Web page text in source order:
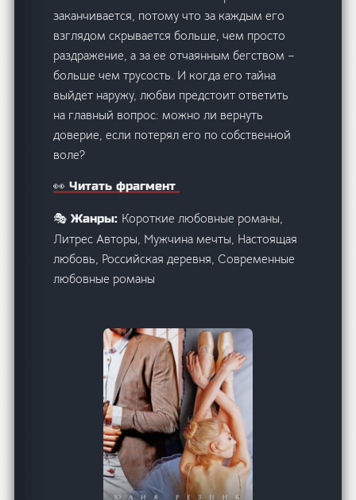
заканчивается, потому что за каждым его
взглядом скрывается больше, чем просто
раздражение, а за ее отчаянным бегством –
больше чем трусость. И когда его тайна
выйдет наружу, любви предстоит ответить
на главный вопрос: можно ли вернуть
доверие, если потерял его по собственной
воле?
👀 Читать фрагмент
🎭 Жанры: Короткие любовные романы,
Литрес Авторы, Мужчина мечты, Настоящая
любовь, Российская деревня, Современные
любовные романы